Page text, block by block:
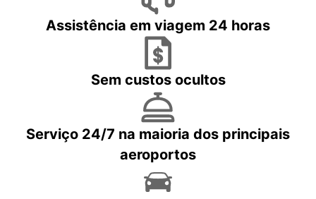
Assistência em viagem 24 horas
Sem custos ocultos
Serviço 24/7 na maioria dos principais
aeroportos